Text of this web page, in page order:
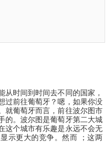
从时间到时间去不同的国家，
过前往葡萄牙？嗯，如果你没
就葡萄牙而言，前往波尔图市
的。波尔图是葡萄牙第二大城
这个城市有乐趣是永远不会无
示更大的竞争。然而 ；这两